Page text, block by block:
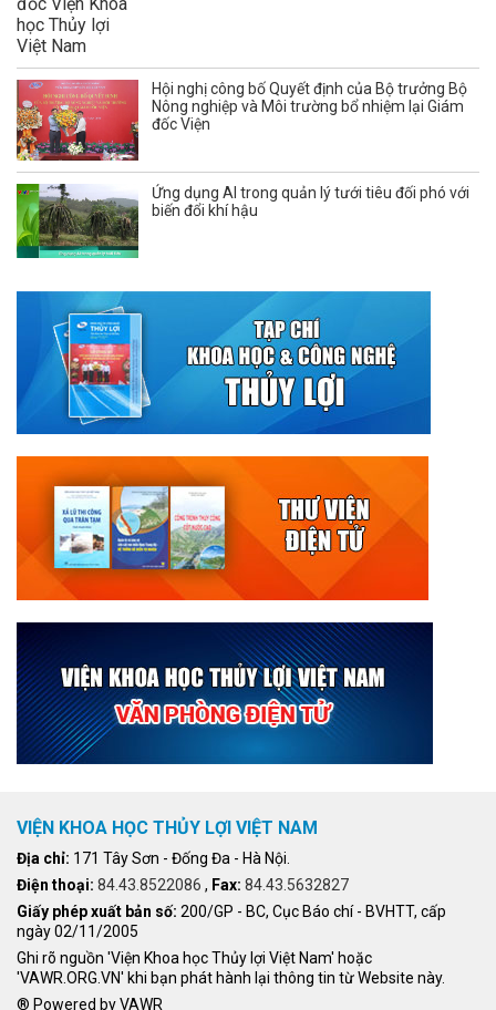
Hội nghị công bố Quyết định của Bộ trưởng Bộ
Nông nghiệp và Môi trường bổ nhiệm lại Giám
đốc Viện
Ứng dụng AI trong quản lý tưới tiêu đối phó với
biến đổi khí hậu
VIỆN KHOA HỌC THỦY LỢI VIỆT NAM
Địa chỉ: 171 Tây Sơn - Đống Đa - Hà Nội.
Điện thoại: 84.43.8522086 , Fax: 84.43.5632827
Giấy phép xuất bản số: 200/GP - BC, Cục Báo chí - BVHTT, cấp
ngày 02/11/2005
Ghi rõ nguồn 'Viện Khoa học Thủy lợi Việt Nam' hoặc
'VAWR.ORG.VN' khi bạn phát hành lại thông tin từ Website này.
® Powered by VAWR